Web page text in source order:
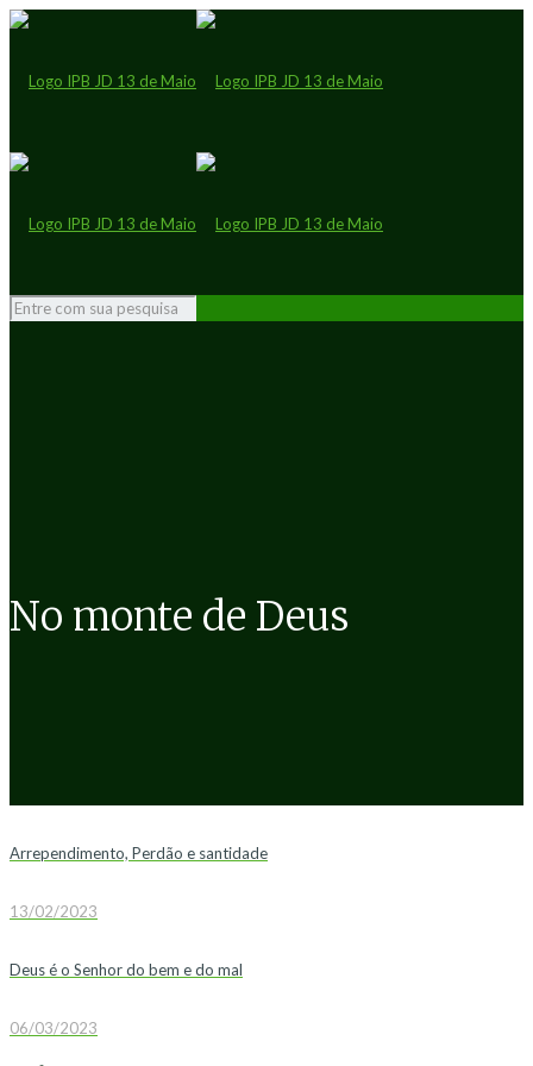
No monte de Deus
Arrependimento, Perdão e santidade
13/02/2023
Deus é o Senhor do bem e do mal
06/03/2023